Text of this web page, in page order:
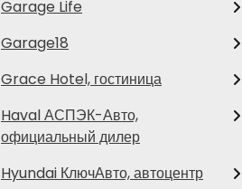
Garage Life
Garage18
Grace Hotel, гостиница
Haval АСПЭК-Авто,
официальный дилер
Hyundai КлючАвто, автоцентр